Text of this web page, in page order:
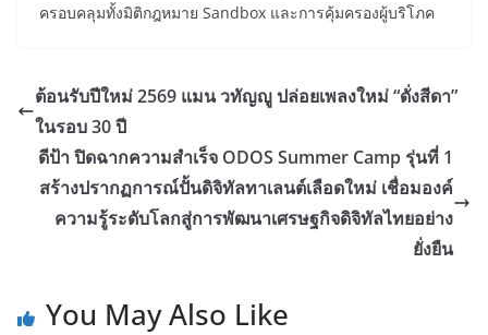
ครอบคลุมทั้งมิติกฎหมาย Sandbox และการคุ้มครองผู้บริโภค
ต้อนรับปีใหม่ 2569 แมน วทัญญู ปล่อยเพลงใหม่ “ดั่งสีดา”
ในรอบ 30 ปี
ดีป้า ปิดฉากความสำเร็จ ODOS Summer Camp รุ่นที่ 1
สร้างปรากฏการณ์ปั้นดิจิทัลทาเลนต์เลือดใหม่ เชื่อมองค์
ความรู้ระดับโลกสู่การพัฒนาเศรษฐกิจดิจิทัลไทยอย่าง
ยั่งยืน
You May Also Like